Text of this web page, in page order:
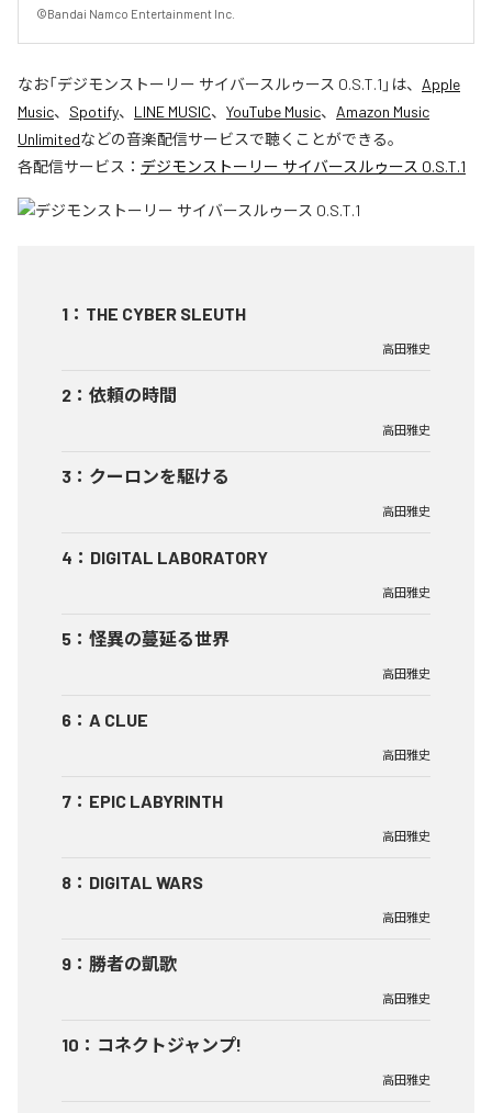
©Bandai Namco Entertainment Inc.
なお「デジモンストーリー サイバースルゥース O.S.T.1 」は、 Apple
Music、 Spotify、 LINE MUSIC、 YouTube Music、 Amazon Music
Unlimitedなどの音楽配信サービスで聴くことができる。
各配信サービス： デジモンストーリー サイバースルゥース O.S.T.1
1 ： THE CYBER SLEUTH
高田雅史
2 ： 依頼の時間
高田雅史
3 ： クーロンを駆ける
高田雅史
4 ： DIGITAL LABORATORY
高田雅史
5 ： 怪異の蔓延る世界
高田雅史
6 ： A CLUE
高田雅史
7 ： EPIC LABYRINTH
高田雅史
8 ： DIGITAL WARS
高田雅史
9 ： 勝者の凱歌
高田雅史
10 ： コネクトジャンプ!
高田雅史